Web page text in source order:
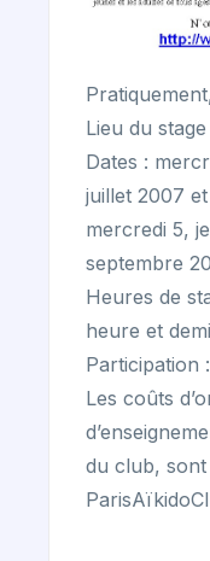
Lieu du
Dates :
juillet 2007 et
mercredi 5,
septembre
Heures de
heure et
Participation
Les coûts
du club,